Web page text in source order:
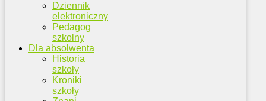
Dziennik
elektroniczny
Pedagog
szkolny
Dla absolwenta
Historia
szkoły
Kroniki
szkoły